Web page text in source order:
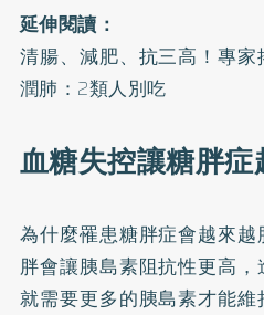
延伸閱讀：
清腸、減肥、抗三高！專
潤肺：2類人別吃
血糖失控讓糖胖
為什麼罹患糖胖症會越來
胖會讓胰島素阻抗性更高，
就需要更多的胰島素才能